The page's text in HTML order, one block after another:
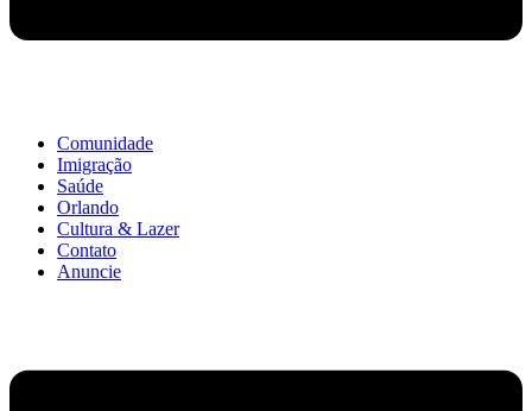
Comunidade
Imigração
Saúde
Orlando
Cultura & Lazer
Contato
Anuncie